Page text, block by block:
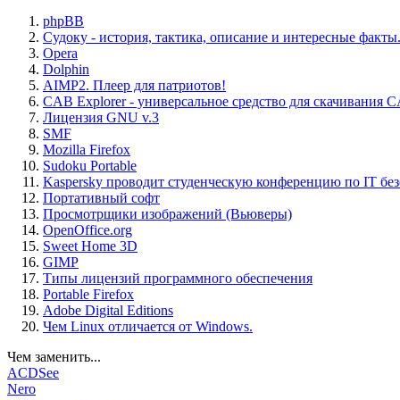
phpBB
Судоку - история, тактика, описание и интересные факты.
Opera
Dolphin
AIMP2. Плеер для патриотов!
CAB Explorer - универсальное средство для скачивания
Лицензия GNU v.3
SMF
Mozilla Firefox
Sudoku Portable
Kaspersky проводит студенческую конференцию по IT
Портативный софт
Просмотрщики изображений (Вьюверы)
OpenOffice.org
Sweet Home 3D
GIMP
Типы лицензий программного обеспечения
Portable Firefox
Adobe Digital Editions
Чем Linux отличается от Windows.
Чем заменить...
ACDSee
Nero